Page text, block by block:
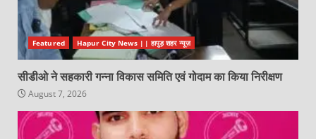
Featured Hapur City News || हापुड़ शहर न्यूज़
सीडीओ ने सहकारी गन्ना विकास समिति एवं गोदाम का किया निरीक्षण
August 7, 2026